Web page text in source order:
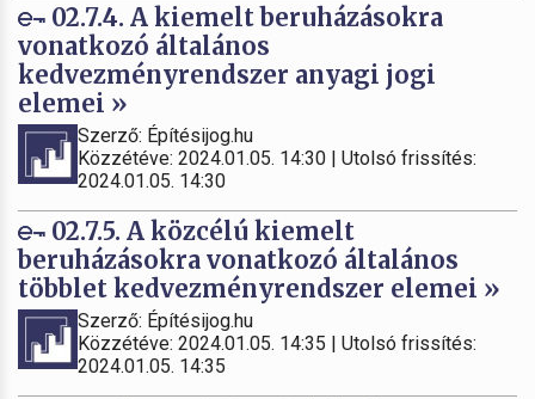
02.7.4. A kiemelt beruházásokra
vonatkozó általános
kedvezményrendszer anyagi jogi
elemei »
Szerző: Építésijog.hu
Közzétéve: 2024.01.05. 14:30 | Utolsó frissítés:
2024.01.05. 14:30
02.7.5. A közcélú kiemelt
beruházásokra vonatkozó általános
többlet kedvezményrendszer elemei »
Szerző: Építésijog.hu
Közzétéve: 2024.01.05. 14:35 | Utolsó frissítés:
2024.01.05. 14:35